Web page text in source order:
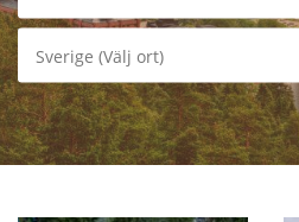
Spa & Relax
Underhållning & Spel
Sverige (Välj ort)